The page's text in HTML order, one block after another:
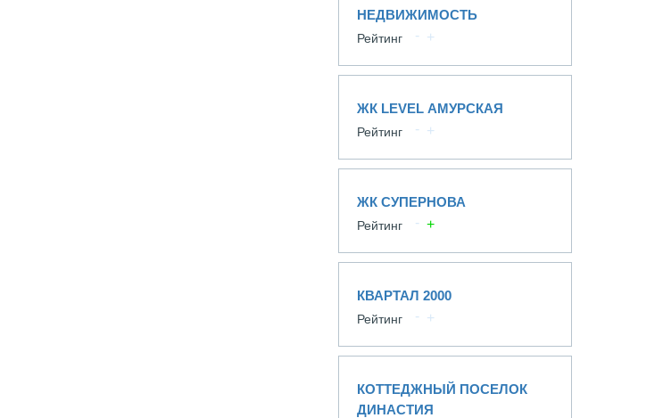
НЕДВИЖИМОСТЬ
Рейтинг
ЖК LEVEL АМУРСКАЯ
Рейтинг
ЖК СУПЕРНОВА
Рейтинг
КВАРТАЛ 2000
Рейтинг
КОТТЕДЖНЫЙ ПОСЕЛОК
ДИНАСТИЯ